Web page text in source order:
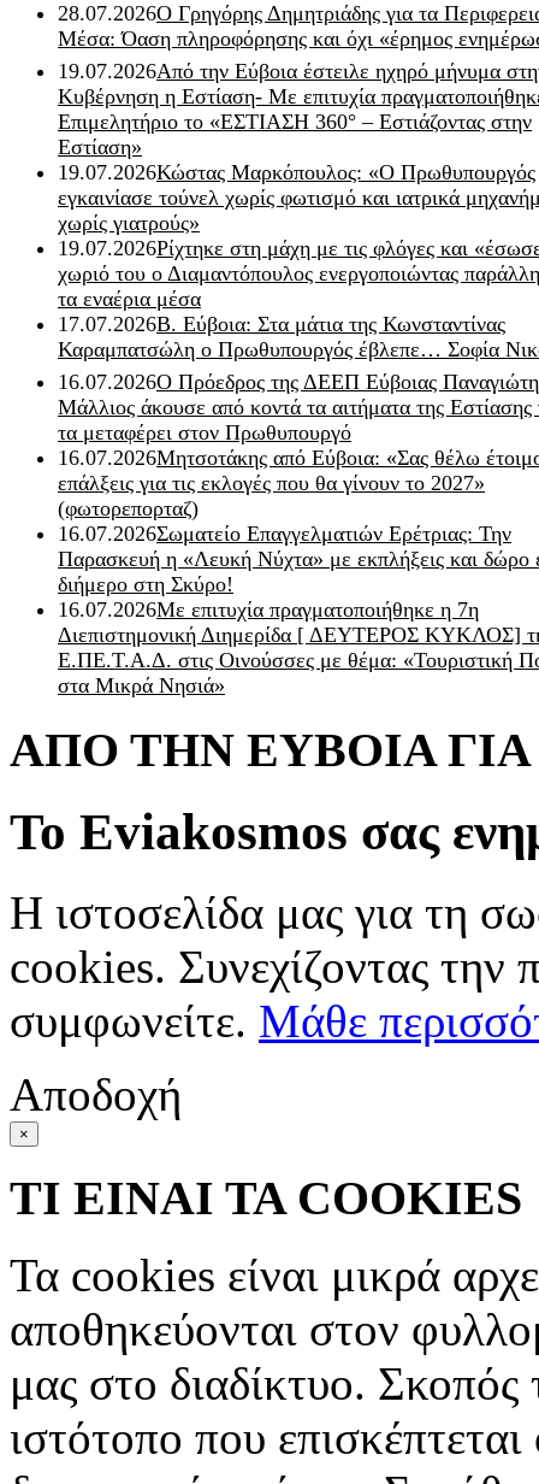
28.07.2026Ο Γρηγόρης Δημητριάδης για τα
Μέσα: Όαση πληροφόρησης και όχι «έρημος
19.07.2026Από την Εύβοια έστειλε ηχηρό μήνυμα
Κυβέρνηση η Εστίαση- Με επιτυχία
Επιμελητήριο το «ΕΣΤΙΑΣΗ 360° – Εστιάζοντας στην
Εστίαση»
19.07.2026Κώστας Μαρκόπουλος: «Ο Πρωθυπουργός
εγκαινίασε τούνελ χωρίς φωτισμό και ιατρικά
χωρίς γιατρούς»
19.07.2026Ρίχτηκε στη μάχη με τις φλόγες και
χωριό του ο Διαμαντόπουλος ενεργοποιώντας
τα εναέρια μέσα
17.07.2026Β. Εύβοια: Στα μάτια της Κωνσταντίνας
Καραμπατσώλη ο Πρωθυπουργός έβλεπε… Σοφία
16.07.2026Ο Πρόεδρος της ΔΕΕΠ Εύβοιας
Μάλλιος άκουσε από κοντά τα αιτήματα της Εστίασης
τα μεταφέρει στον Πρωθυπουργό
16.07.2026Μητσοτάκης από Εύβοια: «Σας θέλω
επάλξεις για τις εκλογές που θα γίνουν το 2027»
(φωτορεπορταζ)
16.07.2026Σωματείο Επαγγελματιών Ερέτριας: Την
Παρασκευή η «Λευκή Νύχτα» με εκπλήξεις και δώρο
διήμερο στη Σκύρο!
16.07.2026Με επιτυχία πραγματοποιήθηκε η 7η
Διεπιστημονική Διημερίδα [ ΔEYΤΕΡΟΣ ΚΥΚΛΟΣ]
Ε.ΠΕ.Τ.Α.Δ. στις Οινούσσες με θέμα: «Τουριστική
στα Μικρά Νησιά»
ΑΠΟ ΤΗΝ ΕΥΒΟΙΑ
Το Eviakosmos σας
Η ιστοσελίδα μας για τη
cookies. Συνεχίζοντας την
συμφωνείτε. Μάθε
Αποδοχή
×
ΤΙ ΕΙΝΑΙ ΤΑ COOKIES
Τα cookies είναι μικρά
αποθηκεύονται στον
μας στο διαδίκτυο. Σκοπός
ιστότοπο που